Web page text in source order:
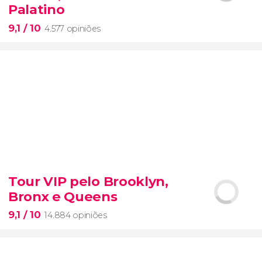
Palatino
9,1 / 10 4.577 opiniões
três lugares mais importantes da Antiga
Roma
Tour VIP pelo Brooklyn,
Bronx e Queens
9,1 / 10 14.884 opiniões